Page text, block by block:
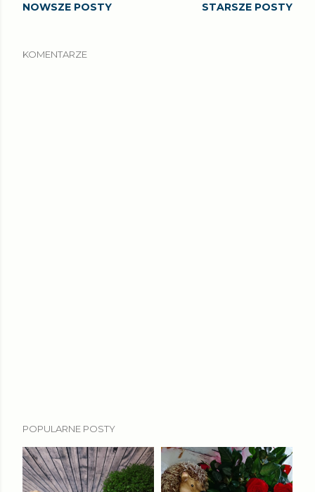
NOWSZE POSTY STARSZE POSTY
KOMENTARZE
POPULARNE POSTY